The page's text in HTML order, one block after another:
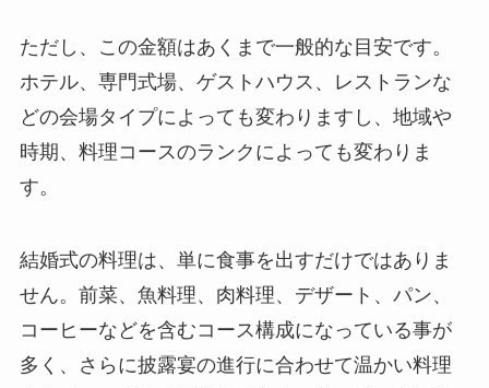
ただし、この金額はあくまで一般的な目安です。
ホテル、専門式場、ゲストハウス、レストランな
どの会場タイプによっても変わりますし、地域や
時期、料理コースのランクによっても変わりま
す。
結婚式の料理は、単に食事を出すだけではありま
せん。前菜、魚料理、肉料理、デザート、パン、
コーヒーなどを含むコース構成になっている事が
多く、さらに披露宴の進行に合わせて温かい料理